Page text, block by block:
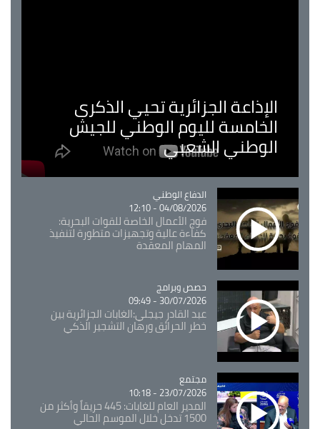
الإذاعة الجزائرية تحيي الذكرى
الخامسة لليوم الوطني للجيش
الوطني الشعبي
Catégorie
الدفاع الوطني
04/08/2026 - 12:10
فوج الأعمال الخاصة للقوات البحرية:
كفاءة عالية وتجهيزات متطورة لتنفيذ
المهام المعقدة
Catégorie
حصص وبرامج
30/07/2026 - 09:49
عبد القادر جيجلي:الغابات الجزائرية بين
خطر الحرائق ورهان التشجير الذكي
Catégorie
مجتمع
23/07/2026 - 10:18
المدير العام للغابات: 445 حريقاً وأكثر من
1500 تدخل خلال الموسم الحالي